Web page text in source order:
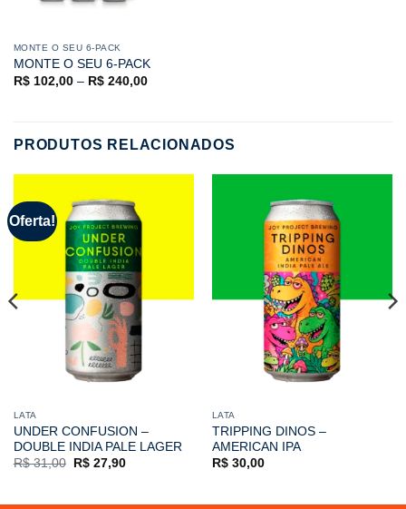
MONTE O SEU 6-PACK
MONTE O SEU 6-PACK
R$102,00– R$240,00
PRODUTOS RELACIONADOS
Oferta!
LATA
UNDER CONFUSION –
DOUBLE INDIA PALE LAGER
R$31,00
O
R$27,90O
LATA
TRIPPING DINOS –
AMERICAN IPA
R$30,00